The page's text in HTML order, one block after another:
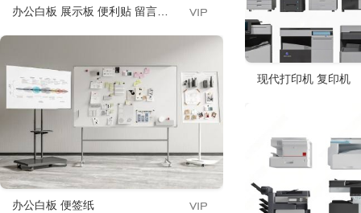
办公白板 展示板 便利贴 留言板 磁力黑板 画板
办公白板 便签纸
现代打印机 复印机